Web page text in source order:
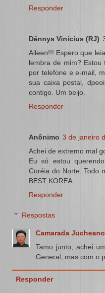
Responder
Dênnys Vinícius (RJ)
Aileen!!! Espero que
lembra de mim? Estou
por telefone e e-mail,
sua caixa postal,
contigo. Um beijo.
Responder
Anônimo 3 de janeiro
Achei de extremo mal
Eu só estou
Coréia do Norte. Todo
BEST KOREA.
Responder
Respostas
Camarada Jucheano
Tamo junto, achei
General, mas com o
Responder